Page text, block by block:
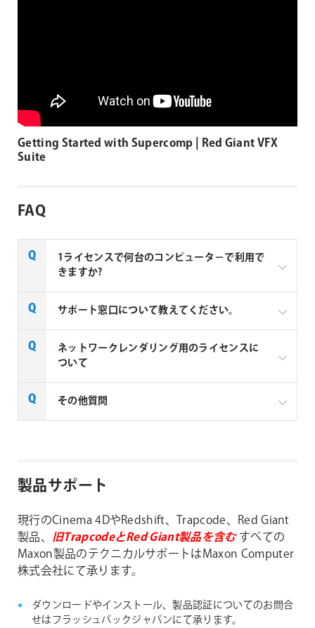
Getting Started with Supercomp | Red Giant VFX
Suite
FAQ
1ライセンスで何台のコンピュータ－で利用で
きますか?
Red Giant / Trapcode 社製品は、1ライセンス (1つ
のシリアルNo.) につき、1台のコンピューターで使
用頂けます。(ライセンス（シリアルNo.) は、
Windows と Macintosh 共通で使用できるハイブリ
ッド仕様です)
インストールは、1ライセンスにつき、2台のコン
ピューター (デスクトップ、ノートパソコン、OSの
3ライセンス必要になります。(ボリュームライセ
ンスプログラムを除きます)
サポート窓口について教えてください。
現行のCinema 4DやRedshift、Trapcode、Red Giant
製品、旧TrapcodeとRed Giant製品を含む
株式会社にて承ります。
ダウンロードやインストール、製品認証について
フラッシュバックジャパンの【
製品の仕様や使い方など、技術的なサポートなど
やお問合せにつきましてはMaxon Computer株式
会社にて承ります。
Maxon Computer株式会社の【MAXON Product
Support Center】よりお問合せください。
ネットワークレンダリング用のライセンスに
ついて
Maxon社製品(Cinema 4D, Red Giant, Trapcode)
その他質問
製品サポート
現行のCinema 4DやRedshift、Trapcode、Red Giant
製品、 旧TrapcodeとRed Giant製品を含むすべての
Maxon製品のテクニカルサポートはMaxon Computer
株式会社にて承ります。
ダウンロードやインストール、製品認証についてのお問合
せはフラッシュバックジャパンにて承ります。